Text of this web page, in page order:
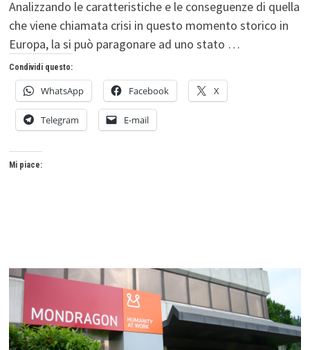
Analizzando le caratteristiche e le conseguenze di quella
che viene chiamata crisi in questo momento storico in
Europa, la si può paragonare ad uno stato …
Condividi questo:
WhatsApp Facebook X
Telegram E-mail
Mi piace: